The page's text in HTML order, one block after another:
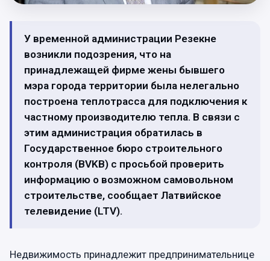
У временной администрации Резекне
возникли подозрения, что на
принадлежащей фирме жены бывшего
мэра города территории была нелегально
построена теплотрасса для подключения к
частному производителю тепла. В связи с
этим администрация обратилась в
Государственное бюро строительного
контроля (BVKB) с просьбой проверить
информацию о возможном самовольном
строительстве, сообщает Латвийское
телевидение (LTV).
Недвижимость принадлежит предпринимательнице